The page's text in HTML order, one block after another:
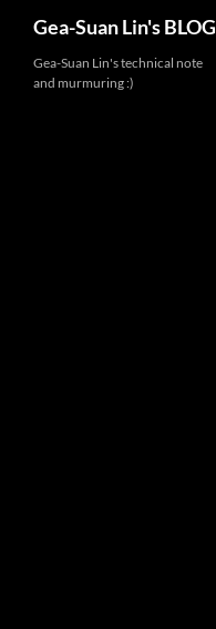
Gea-Suan Lin's BLOG
Gea-Suan Lin's technical note
and murmuring :)